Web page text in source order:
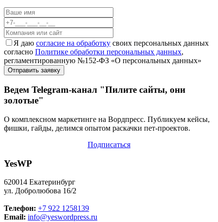
Я даю согласие на обработку своих персональных данных
согласно Политике обработки персональных данных,
регламентированную №152-ФЗ «О персональных данных»
Ведем Telegram-канал "Пилите сайты, они
золотые"
О комплексном маркетинге на Вордпресс. Публикуем кейсы,
фишки, гайды, делимся опытом раскачки пет-проектов.
Подписаться
YesWP
620014 Екатеринбург
ул. Добролюбова 16/2
Телефон: +7 922 1258139
Email: info@yeswordpress.ru